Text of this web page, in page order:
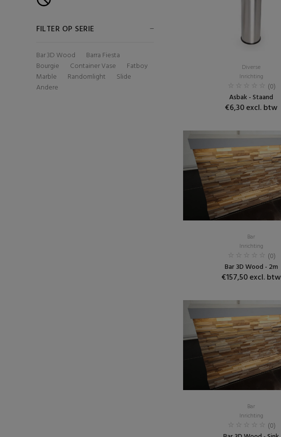
FILTER OP SERIE
Bar 3D Wood
Barra Fiesta
Bourgie
Container Vase
Fatboy
Marble
Randomlight
Slide
Andere
Diverse
Inrichting
(0)
Asbak - Staand
€6,30 excl. btw
Bar
Inrichting
(0)
Bar 3D Wood - 2m
€157,50 excl. btw
Bar
Inrichting
(0)